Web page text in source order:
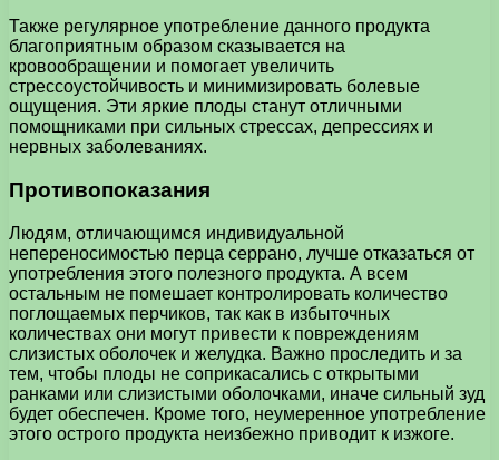
Также регулярное употребление данного продукта
благоприятным образом сказывается на
кровообращении и помогает увеличить
стрессоустойчивость и минимизировать болевые
ощущения. Эти яркие плоды станут отличными
помощниками при сильных стрессах, депрессиях и
нервных заболеваниях.
Противопоказания
Людям, отличающимся индивидуальной
непереносимостью перца серрано, лучше отказаться от
употребления этого полезного продукта. А всем
остальным не помешает контролировать количество
поглощаемых перчиков, так как в избыточных
количествах они могут привести к повреждениям
слизистых оболочек и желудка. Важно проследить и за
тем, чтобы плоды не соприкасались с открытыми
ранками или слизистыми оболочками, иначе сильный зуд
будет обеспечен. Кроме того, неумеренное употребление
этого острого продукта неизбежно приводит к изжоге.